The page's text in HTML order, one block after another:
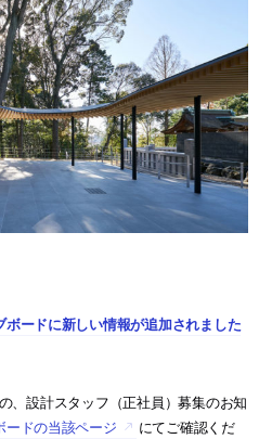
ードに新しい情報が追加されました
の、設計スタッフ（正社員）募集のお知
ードの当該ページ
にてご確認くだ